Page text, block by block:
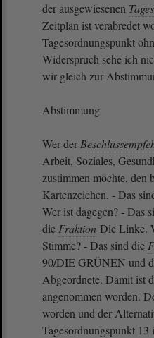
der ausgewiesenen
Zeitplan ist verabredet
Tagesordnungspunkt
Widerspruch sehe ich
wir gleich zur
Abstimmung
Wer der
Arbeit, Soziales,
zustimmen möchte, den
Kartenzeichen. - Das
Wer ist dagegen? - Das
die Fraktion Die Linke.
Stimme? - Das sind die
90/DIE GRÜNEN und
Abgeordnete. Damit ist
angenommen worden.
worden und der
Tagesordnungspunkt 13